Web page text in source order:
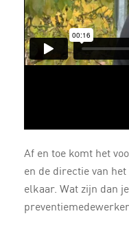
Af en toe komt het
en de directie van
elkaar. Wat zijn dan